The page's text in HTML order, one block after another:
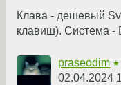
Клава - дешевый
клавиш). Система -
praseodim
02.04.2024